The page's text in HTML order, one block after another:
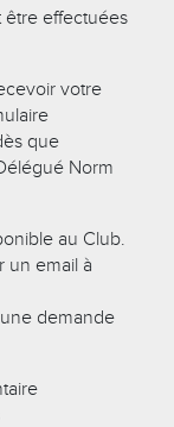
être effectuées
votre
que
Norm
au Club.
un email à
demande